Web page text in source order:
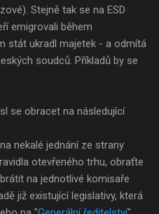
Stejně tak se na ESD
emigrovali během
stát ukradl majetek - a odmítá
soudců. Příkladů by se
se obracet na následující
nekalé jednání ze strany
otevřeného trhu, obraťte
na jednotlivé komisaře
již existující legislativy, která